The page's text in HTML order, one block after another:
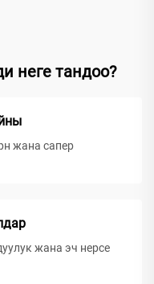
неге тандоо?
жана сапер
жана эч нерсе